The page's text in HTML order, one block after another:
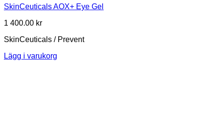
SkinCeuticals AOX+ Eye Gel
1 400.00 kr
SkinCeuticals / Prevent
Lägg i varukorg